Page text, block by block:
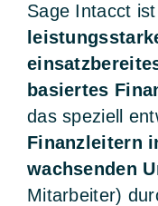
Sage Intacct
basiertes
das speziell
Finanzleitern
wachsenden
Mitarbeiter)